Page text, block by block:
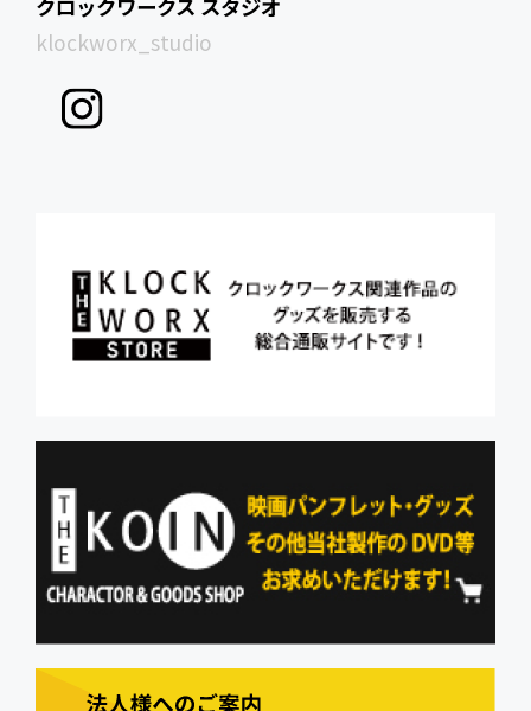
クロックワークス スタジオ
klockworx_studio